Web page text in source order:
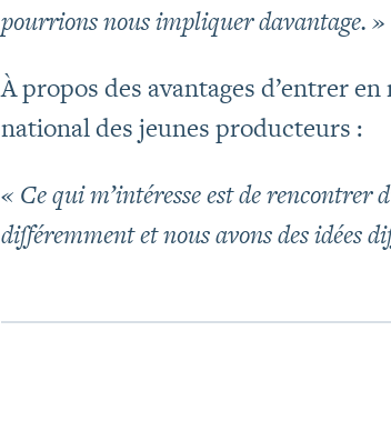
pourrions nous impliquer davantage. »
À propos des avantages d’entrer
national des jeunes producteurs :
« Ce qui m’intéresse est de rencontrer
différemment et nous avons des idées